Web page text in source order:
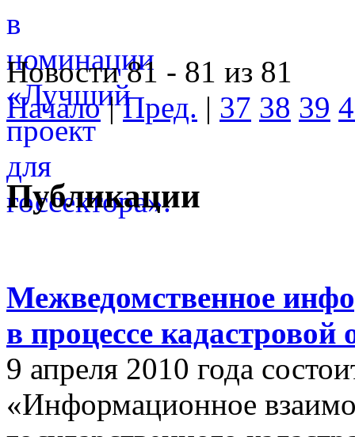
Новости 81 - 81 из 81
Начало|Пред. | 37 38 39
Публикации
Межведомственное
в процессе
9 апреля 2010 года
«Информационное